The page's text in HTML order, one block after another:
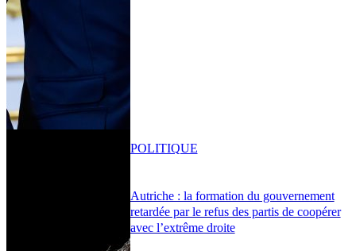
Autriche : la formation du gouvernement
retardée par le refus des partis de coopérer
avec l’extrême droite
POLITIQUE